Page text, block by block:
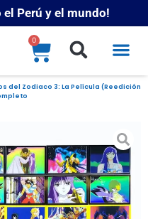
el Perú y el mundo!
0
del Zodiaco 3: La Película (Reedición